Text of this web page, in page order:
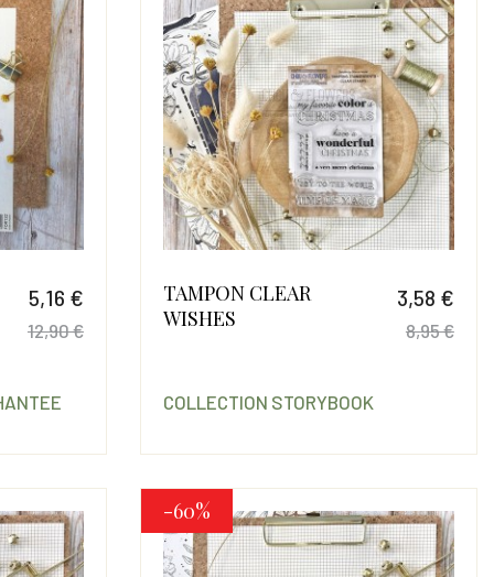
5,16 €
12,90 €
TAMPON CLEAR
WISHES
3,58 €
8,95 €
COLLECTION STORYBOOK
-60%